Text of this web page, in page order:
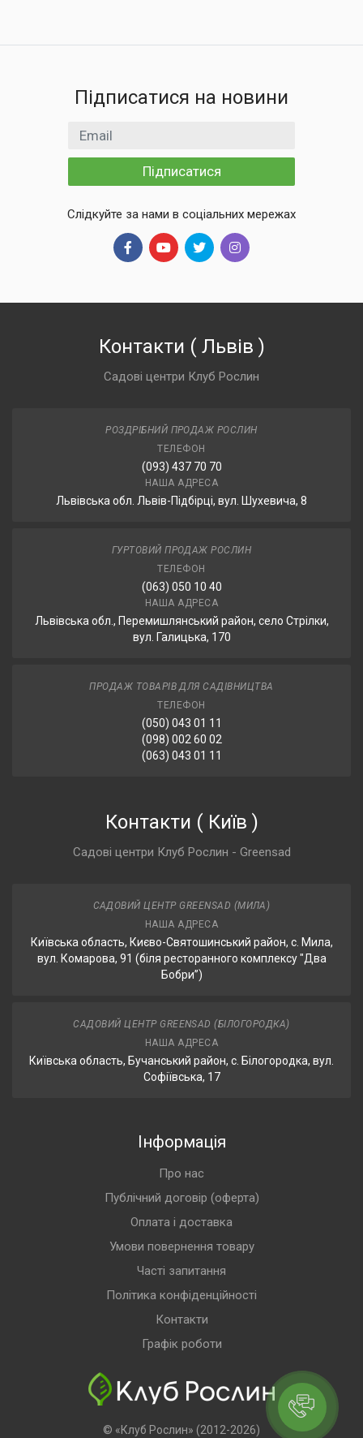
Підписатися на новини
Email
Підписатися
Слідкуйте за нами в соціальних мережах
Контакти ( Львів )
Садові центри Клуб Рослин
РОЗДРІБНИЙ ПРОДАЖ РОСЛИН
ТЕЛЕФОН
(093) 437 70 70
НАША АДРЕСА
Львівська обл. Львів-Підбірці, вул. Шухевича, 8
ГУРТОВИЙ ПРОДАЖ РОСЛИН
ТЕЛЕФОН
(063) 050 10 40
НАША АДРЕСА
Львівська обл., Перемишлянський район, село Стрілки,
вул. Галицька, 170
ПРОДАЖ ТОВАРІВ ДЛЯ САДІВНИЦТВА
ТЕЛЕФОН
(050) 043 01 11
(098) 002 60 02
(063) 043 01 11
Контакти ( Київ )
Садові центри Клуб Рослин - Greensad
САДОВИЙ ЦЕНТР GREENSAD (МИЛА)
НАША АДРЕСА
Київська область, Києво-Святошинський район, с. Мила,
вул. Комарова, 91 (біля ресторанного комплексу "Два
Бобри”)
САДОВИЙ ЦЕНТР GREENSAD (БІЛОГОРОДКА)
НАША АДРЕСА
Київська область, Бучанський район, с. Білогородка, вул.
Софіївська, 17
Інформація
Про нас
Публічний договір (оферта)
Оплата і доставка
Умови повернення товару
Часті запитання
Політика конфіденційності
Контакти
Графік роботи
© «Клуб Рослин» (2012-2026)